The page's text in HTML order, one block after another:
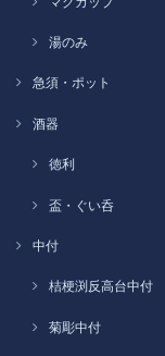
湯のみ
急須・ポット
酒器
徳利
盃・ぐい呑
中付
桔梗渕反高台中付
菊彫中付